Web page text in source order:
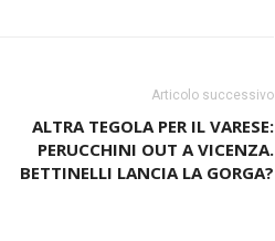
Articolo successivo
ALTRA TEGOLA PER IL VARESE:
PERUCCHINI OUT A VICENZA.
BETTINELLI LANCIA LA GORGA?